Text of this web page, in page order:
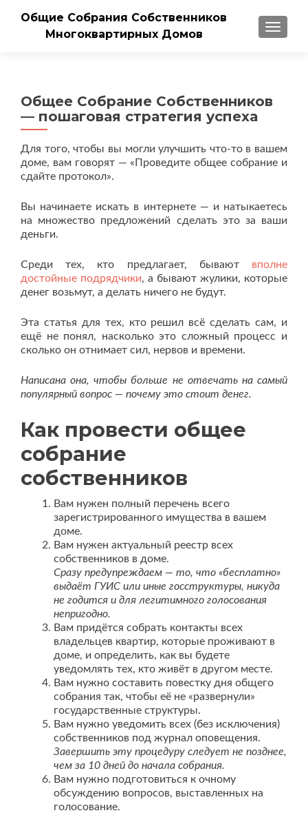
Общие Собрания Собственников
Многоквартирных Домов
Общее Собрание Собственников
— пошаговая стратегия успеха
Для того, чтобы вы могли улучшить что-то в вашем
доме, вам говорят — «Проведите общее собрание и
сдайте протокол».
Вы начинаете искать в интернете — и натыкаетесь
на множество предложений сделать это за ваши
деньги.
Среди тех, кто предлагает, бывают вполне
достойные подрядчики, а бывают жулики, которые
денег возьмут, а делать ничего не будут.
Эта статья для тех, кто решил всё сделать сам, и
ещё не понял, насколько это сложный процесс и
сколько он отнимает сил, нервов и времени.
Написана она, чтобы больше не отвечать на самый
популярный вопрос — почему это стоит денег.
Как провести общее
собрание
собственников
Вам нужен полный перечень всего
зарегистрированного имущества в вашем
доме.
Вам нужен актуальный реестр всех
собственников в доме.
Сразу предупреждаем — то, что «бесплатно»
выдаёт ГУИС или иные госструктуры, никуда
не годится и для легитимного голосования
непригодно.
Вам придётся собрать контакты всех
владельцев квартир, которые проживают в
доме, и определить, как вы будете
уведомлять тех, кто живёт в другом месте.
Вам нужно составить повестку дня общего
собрания так, чтобы её не «развернули»
государственные структуры.
Вам нужно уведомить всех (без исключения)
собственников под журнал оповещения.
Завершить эту процедуру следует не позднее,
чем за 10 дней до начала собрания.
Вам нужно подготовиться к очному
обсуждению вопросов, выставленных на
голосование.